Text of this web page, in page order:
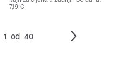
7,19 €
1 od 40